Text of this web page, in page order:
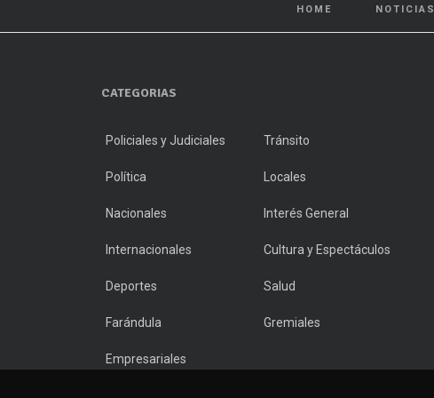
HOME NOTICIAS
CATEGORIAS
Policiales y Judiciales Tránsito
Política Locales
Nacionales Interés General
Internacionales Cultura y Espectáculos
Deportes Salud
Farándula Gremiales
Empresariales